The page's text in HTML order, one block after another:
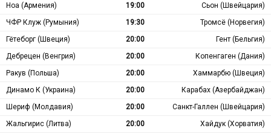
Ноа (Армения)
19:00
Сьон (Швейцария)
ЧФР Клуж (Румыния)
19:30
Тромсё (Норвегия)
Гётеборг (Швеция)
20:00
Гент (Бельгия)
Дебрецен (Венгрия)
20:00
Копенгаген (Дания)
Ракув (Польша)
20:00
Хаммарбю (Швеция)
Динамо К (Украина)
20:00
Карабах (Азербайджан)
Шериф (Молдавия)
20:00
Санкт-Галлен (Швейцария)
Жальгирис (Литва)
20:00
Хайдук (Хорватия)